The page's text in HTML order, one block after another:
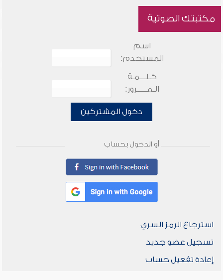
مكتبتك الصوتية
اسم
المستخدم:
كـلـــمـة
الـمـــــرور:
دخول المشتركين
أو الدخول بحساب
استرجاع الرمز السري
تسجيل عضو جديد
إعادة تفعيل حساب